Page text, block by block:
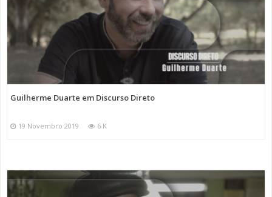
Guilherme Duarte em Discurso Direto
19 Novembro 2019 6 K